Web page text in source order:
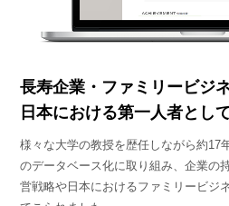
長寿企業・ファミリービジ
日本における第一人者として
様々な大学の教授を歴任しながら約17
のデータベース化に取り組み、企業の
営戦略や日本におけるファミリービジ